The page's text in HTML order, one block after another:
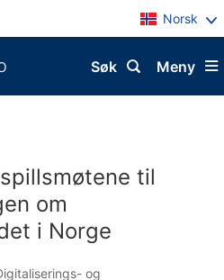
Norsk
Meny
Søk
til
om
i Norge
og